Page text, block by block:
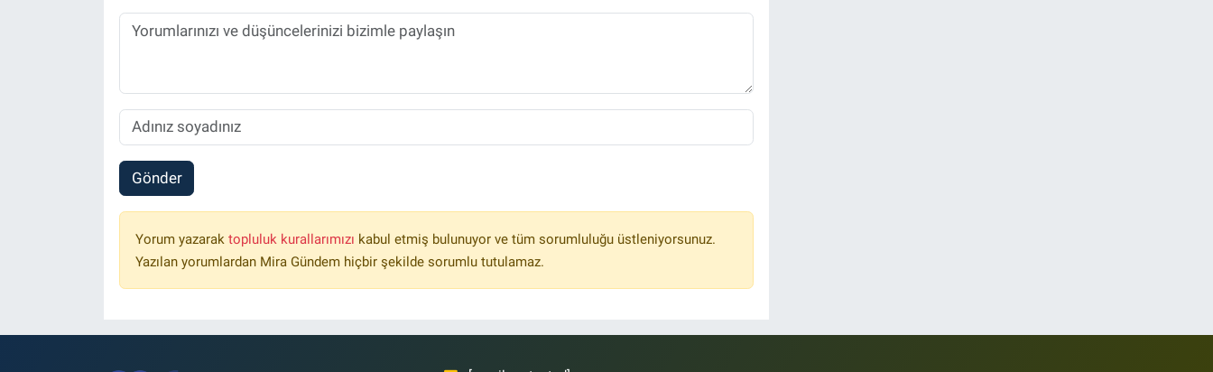
Gönder
Yorum yazarak topluluk kurallarımızı kabul etmiş bulunuyor ve tüm sorumluluğu üstleniyorsunuz.
Yazılan yorumlardan Mira Gündem hiçbir şekilde sorumlu tutulamaz.